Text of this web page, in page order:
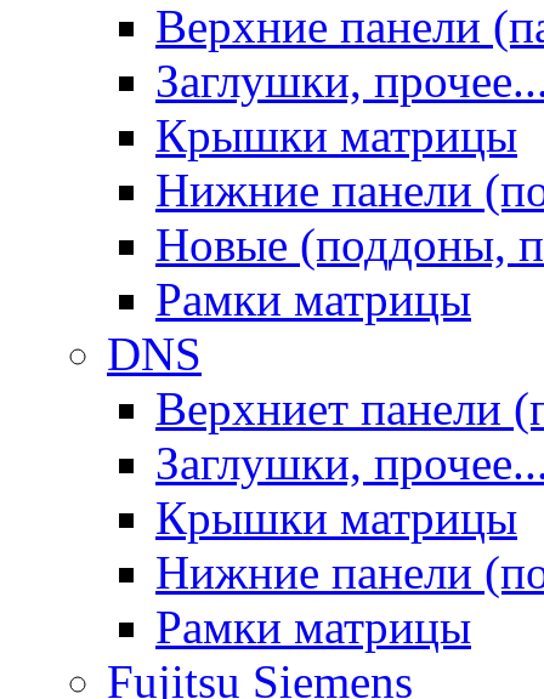
Верхние панели
Заглушки,
Крышки матрицы
Нижние панели
Новые (поддоны,
Рамки матрицы
DNS
Верхниет панели
Заглушки,
Крышки матрицы
Нижние панели
Рамки матрицы
Fujitsu Siemens